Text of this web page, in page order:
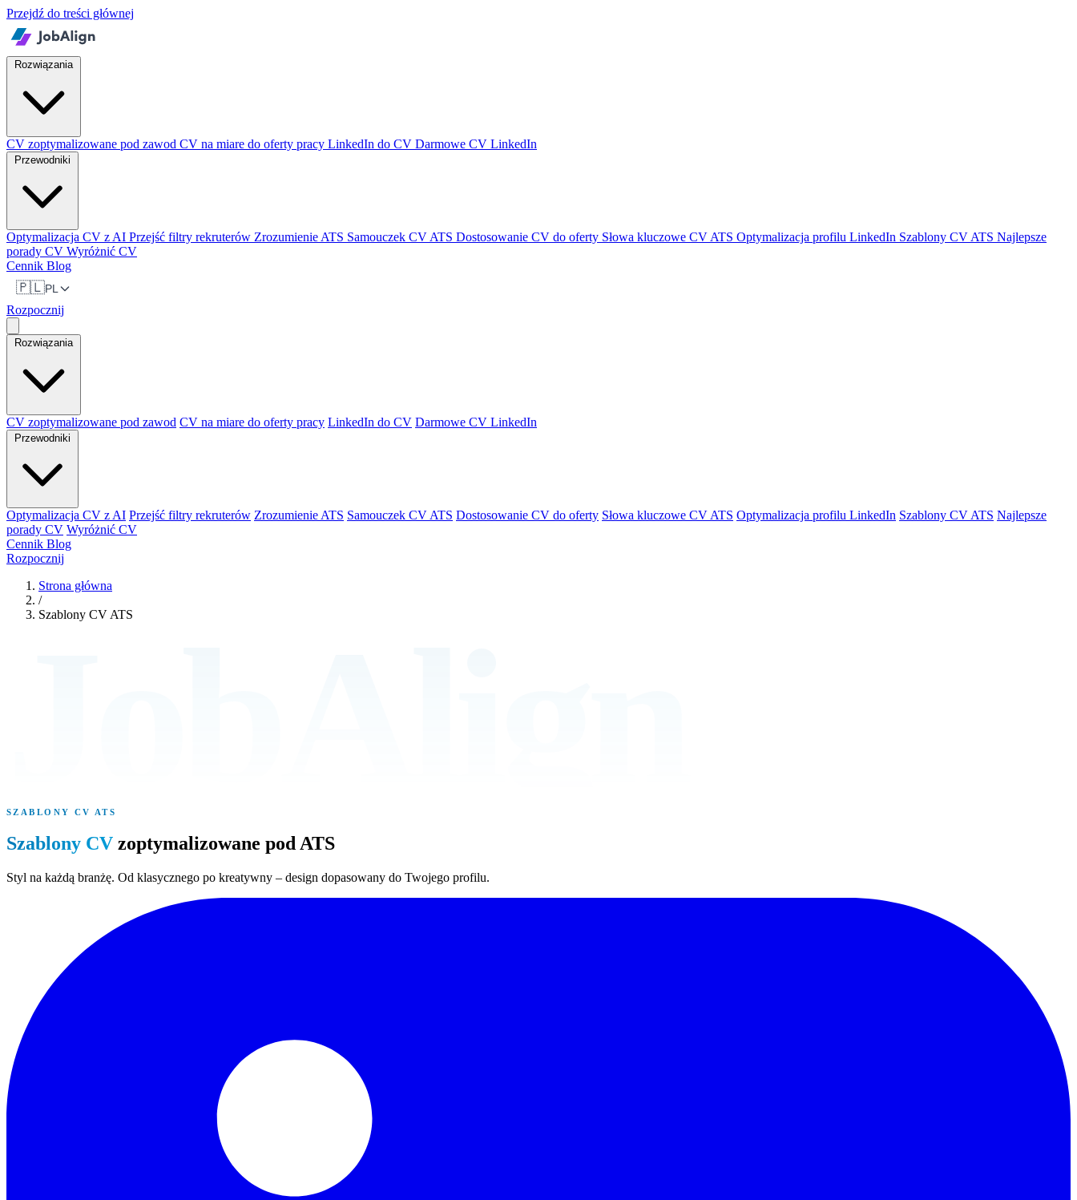
Przejdź do treści głównej
Rozwiązania
CV zoptymalizowane pod zawod CV na miare do oferty pracy LinkedIn do CV Darmowe CV LinkedIn
Optymalizacja CV z AI Przejść filtry rekruterów Zrozumienie ATS Samouczek CV ATS Dostosowanie CV do oferty Słowa kluczowe CV ATS Optymalizacja profilu LinkedIn Szablony CV ATS Najlepsze
porady CV Wyróżnić CV
Cennik Blog
🇵🇱PL
Rozpocznij
Rozwiązania
CV zoptymalizowane pod zawod CV na miare do oferty pracy LinkedIn do CV Darmowe CV LinkedIn
Optymalizacja CV z AI Przejść filtry rekruterów Zrozumienie ATS Samouczek CV ATS Dostosowanie CV do oferty Słowa kluczowe CV ATS Optymalizacja profilu LinkedIn Szablony CV ATS Najlepsze
porady CV Wyróżnić CV
Cennik Blog
Rozpocznij
Strona główna
/
Szablony CV ATS
SZABLONY CV ATS
Szablony CV zoptymalizowane pod ATS
Styl na każdą branżę. Od klasycznego po kreatywny – design dopasowany do Twojego profilu.